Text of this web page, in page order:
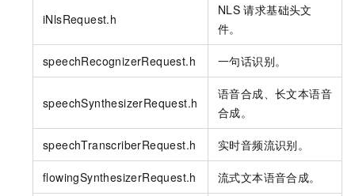
iNlsRequest.h
NLS 请求基础头文
件。
speechRecognizerRequest.h 一句话识别。
speechSynthesizerRequest.h
语音合成、长文本语音
合成。
speechTranscriberRequest.h 实时音频流识别。
flowingSynthesizerRequest.h 流式文本语音合成。